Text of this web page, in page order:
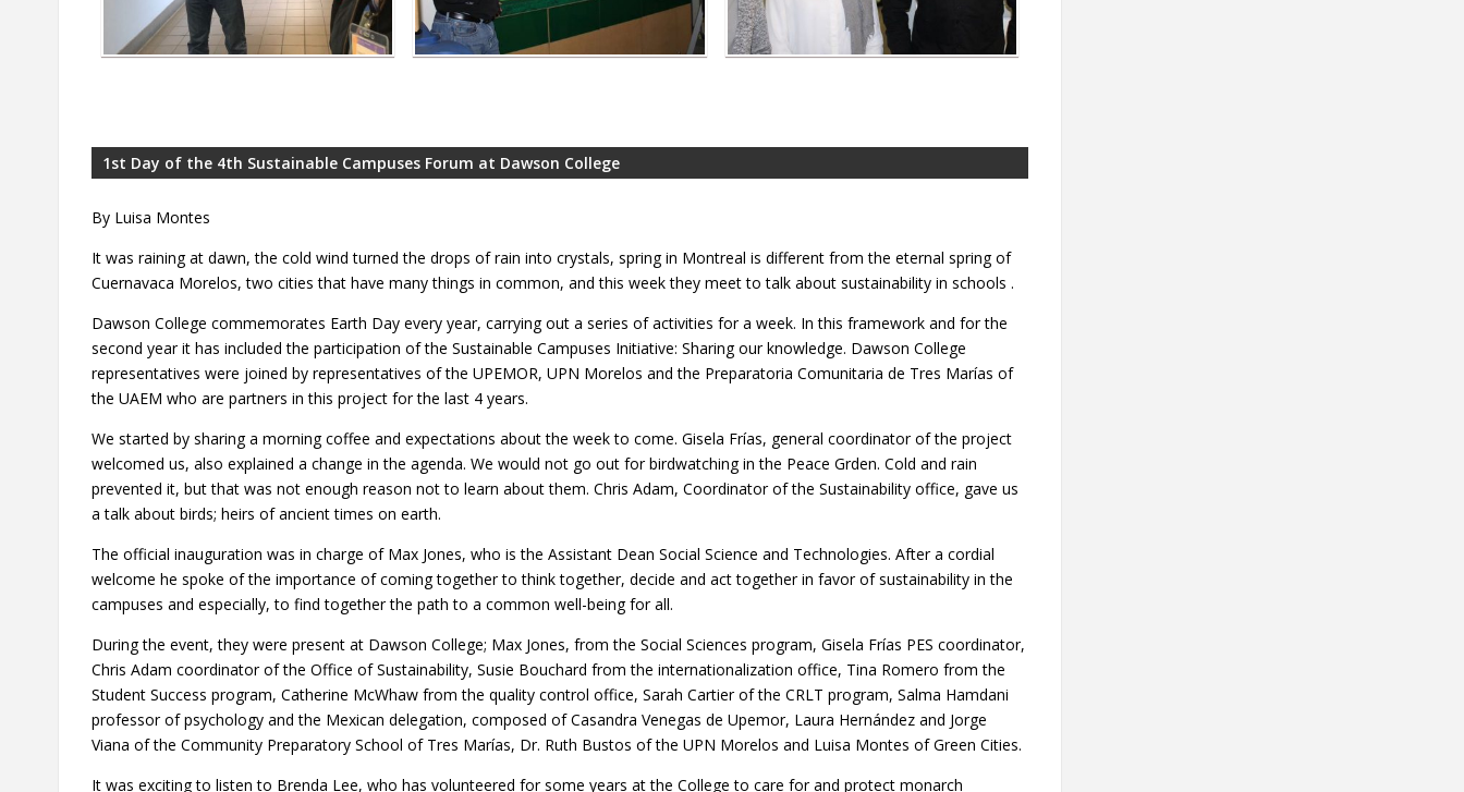
1st Day of the 4th Sustainable Campuses Forum at Dawson College
By Luisa Montes
It was raining at dawn, the cold wind turned the drops of rain into crystals, spring in Montreal is different from the eternal spring of
Cuernavaca Morelos, two cities that have many things in common, and this week they meet to talk about sustainability in schools .
Dawson College commemorates Earth Day every year, carrying out a series of activities for a week. In this framework and for the
second year it has included the participation of the Sustainable Campuses Initiative: Sharing our knowledge. Dawson College
representatives were joined by representatives of the UPEMOR, UPN Morelos and the Preparatoria Comunitaria de Tres Marías of
the UAEM who are partners in this project for the last 4 years.
We started by sharing a morning coffee and expectations about the week to come. Gisela Frías, general coordinator of the project
welcomed us, also explained a change in the agenda. We would not go out for birdwatching in the Peace Grden. Cold and rain
prevented it, but that was not enough reason not to learn about them. Chris Adam, Coordinator of the Sustainability office, gave us
a talk about birds; heirs of ancient times on earth.
The official inauguration was in charge of Max Jones, who is the Assistant Dean Social Science and Technologies. After a cordial
welcome he spoke of the importance of coming together to think together, decide and act together in favor of sustainability in the
campuses and especially, to find together the path to a common well-being for all.
During the event, they were present at Dawson College; Max Jones, from the Social Sciences program, Gisela Frías PES coordinator,
Chris Adam coordinator of the Office of Sustainability, Susie Bouchard from the internationalization office, Tina Romero from the
Student Success program, Catherine McWhaw from the quality control office, Sarah Cartier of the CRLT program, Salma Hamdani
professor of psychology and the Mexican delegation, composed of Casandra Venegas de Upemor, Laura Hernández and Jorge
Viana of the Community Preparatory School of Tres Marías, Dr. Ruth Bustos of the UPN Morelos and Luisa Montes of Green Cities.
It was exciting to listen to Brenda Lee, who has volunteered for some years at the College to care for and protect monarch